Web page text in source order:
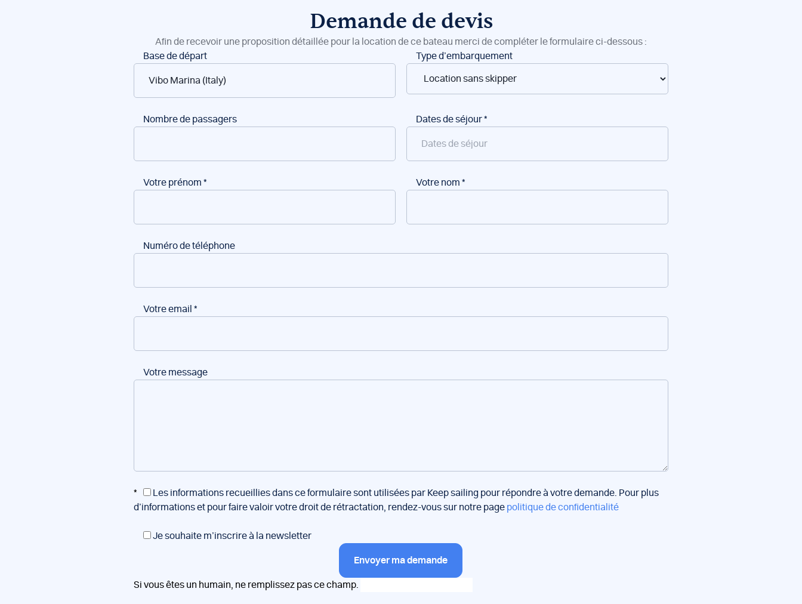
Demande de devis
Afin de recevoir une proposition détaillée pour la location de ce bateau merci de compléter le formulaire ci-dessous :
Réservation
bateaux
Base de départ Type d’embarquement
Nombre de passagers Dates de séjour*
Votre prénom * Votre nom *
Numéro de téléphone
Votre email *
Votre message
*
Les informations recueillies dans ce formulaire sont utilisées par Keep sailing pour répondre à votre demande. Pour plus
d’informations et pour faire valoir votre droit de rétractation, rendez-vous sur notre page politique de confidentialité
Je souhaite m’inscrire à la newsletter
Envoyer ma demande
Si vous êtes un humain, ne remplissez pas ce champ.